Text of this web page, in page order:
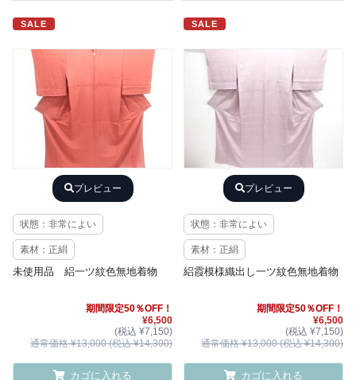
SALE
プレビュー
状態：非常によい
素材：正絹
未使用品 絽一ツ紋色無地着物
期間限定50％OFF！
¥6,500
(税込 ¥7,150)
通常価格 ¥13,000 (税込 ¥14,300)
カゴに入れる
SALE
プレビュー
状態：非常によい
素材：正絹
絽霞模様織出し一ツ紋色無地着物
期間限定50％OFF！
¥6,500
(税込 ¥7,150)
通常価格 ¥13,000 (税込 ¥14,300)
カゴに入れる